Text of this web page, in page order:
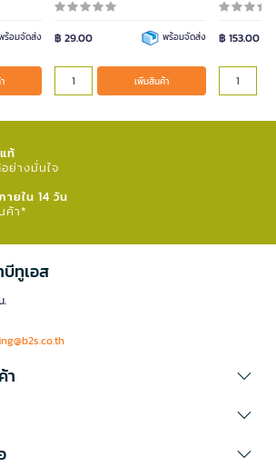
ร้อมจัดส่ง ฿ 29.00 พร้อมจัดส่ง
เพิ่มสินค้า
฿ 153.00
ท้
ย่างมั่นใจ​
ยใน 14 วัน
ค้า*
ทูเอส
.
า